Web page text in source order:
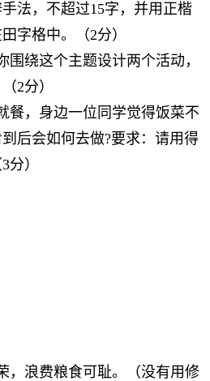
法，不超过15字，并用正楷
字格中。（2分）
围绕这个主题设计两个活动，
2分）
餐，身边一位同学觉得饭菜不
后会如何去做?要求：请用得
）
，浪费粮食可耻。（没有用修